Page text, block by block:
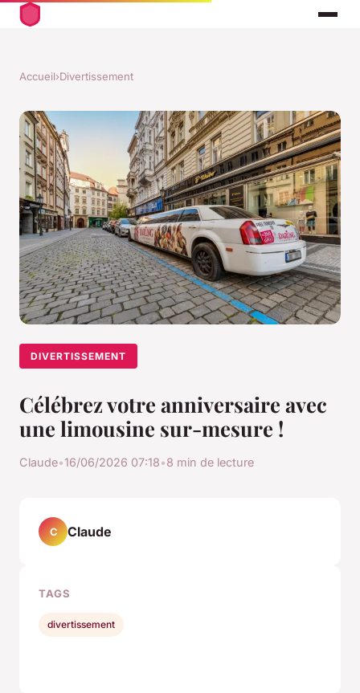
Accueil›Divertissement
DIVERTISSEMENT
Célébrez votre anniversaire avec
une limousine sur-mesure !
Claude•16/06/2026 07:18•8 min de lecture
C Claude
TAGS
divertissement